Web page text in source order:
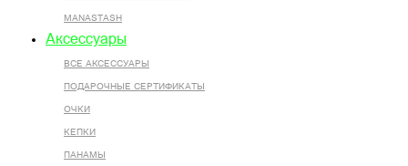
MANASTASH
Аксессуары
ВСЕ AКСЕССУАРЫ
ПОДАРОЧНЫЕ СЕРТИФИКАТЫ
ОЧКИ
КЕПКИ
ПАНАМЫ